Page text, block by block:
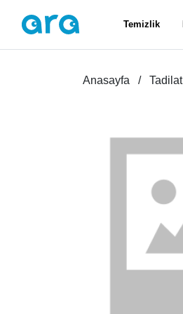
Temizlik
Anasayfa Tadilat